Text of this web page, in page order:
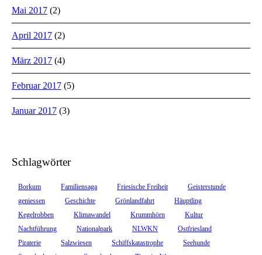
Mai 2017 (2)
April 2017 (2)
März 2017 (4)
Februar 2017 (5)
Januar 2017 (3)
Schlagwörter
Borkum Familiensaga Friesische Freiheit
Geisterstunde
geniessen
Geschichte Grönlandfahrt
Häuptling
Kegelrobben
Klimawandel Krummhörn
Kultur
Nachtführung
Nationalpark NLWKN
Ostfriesland
Piraterie
Salzwiesen Schiffskatastrophe
Seehunde